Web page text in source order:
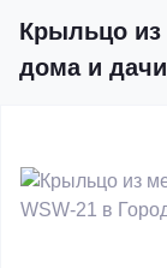
Крыльцо из
дома и